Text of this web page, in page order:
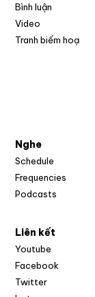
Bình luận
Video
Tranh biếm hoạ
Nghe
Schedule
Frequencies
Podcasts
Liên kết
Youtube
Facebook
Twitter